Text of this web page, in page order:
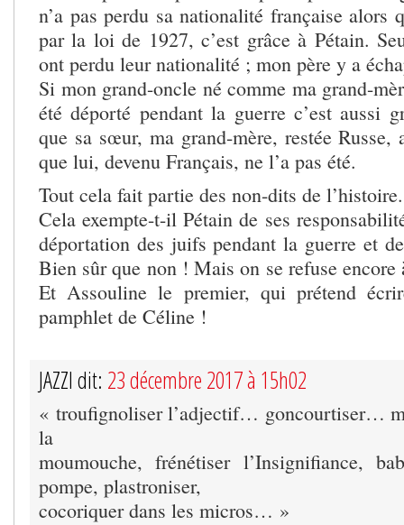
n’a pas perdu sa nationalité française alors
par la loi de 1927, c’est grâce à Pétain.
ont perdu leur nationalité ; mon père y a
Si mon grand-oncle né comme ma grand-
été déporté pendant la guerre c’est aussi
que sa sœur, ma grand-mère, restée Russe,
que lui, devenu Français, ne l’a pas été.
Tout cela fait partie des non-dits de
Cela exempte-t-il Pétain de ses
déportation des juifs pendant la guerre et
Bien sûr que non ! Mais on se refuse encore
Et Assouline le premier, qui prétend
pamphlet de Céline !
JAZZI dit: 23 décembre 2017 à 15h02
« troufignoliser l’adjectif… goncourtiser…
la
moumouche, frénétiser l’Insignifiance,
pompe, plastroniser,
cocoriquer dans les micros… »